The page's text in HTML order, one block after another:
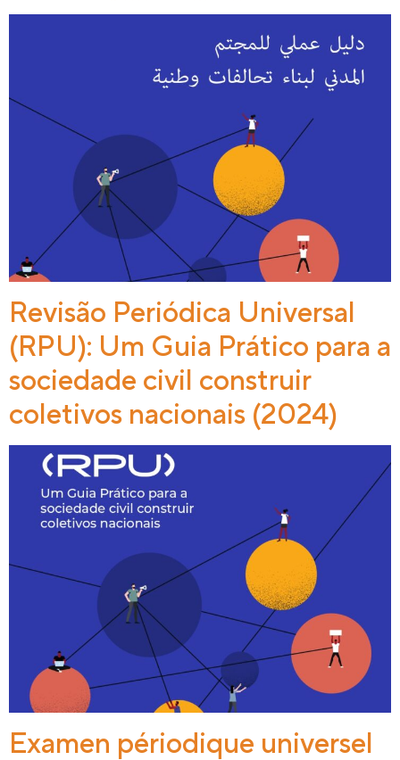
Revisão Periódica Universal
(RPU): Um Guia Prático para a
sociedade civil construir
coletivos nacionais (2024)
Examen périodique universel